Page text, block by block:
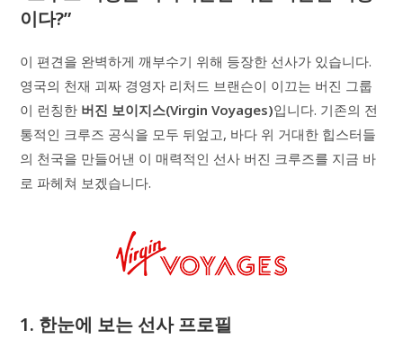
이다?”
이 편견을 완벽하게 깨부수기 위해 등장한 선사가 있습니다.
영국의 천재 괴짜 경영자 리처드 브랜슨이 이끄는 버진 그룹
이 런칭한 버진 보이지스(Virgin Voyages)입니다. 기존의 전
통적인 크루즈 공식을 모두 뒤엎고, 바다 위 거대한 힙스터들
의 천국을 만들어낸 이 매력적인 선사 버진 크루즈를 지금 바
로 파헤쳐 보겠습니다.
1. 한눈에 보는 선사 프로필